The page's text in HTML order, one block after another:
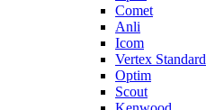
Comet
Anli
Icom
Vertex Standard
Optim
Scout